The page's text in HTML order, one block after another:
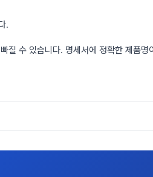
.
질 수 있습니다. 명세서에 정확한 제품명